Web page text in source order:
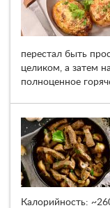
перестал быть
целиком, а затем
полноценное
Калорийность: